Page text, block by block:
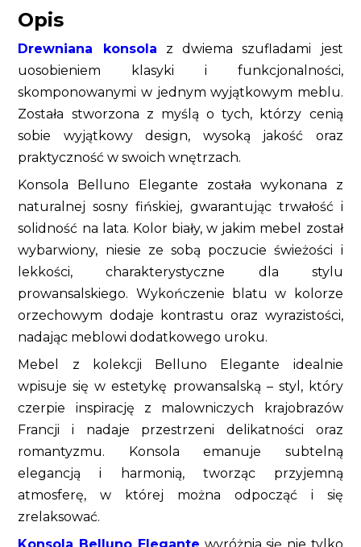
orzechowym
blatem
Opis
Drewniana konsola z dwiema szufladami jest
uosobieniem klasyki i funkcjonalności,
skomponowanymi w jednym wyjątkowym meblu.
Została stworzona z myślą o tych, którzy cenią
sobie wyjątkowy design, wysoką jakość oraz
praktyczność w swoich wnętrzach.
Konsola Belluno Elegante została wykonana z
naturalnej sosny fińskiej, gwarantując trwałość i
solidność na lata. Kolor biały, w jakim mebel został
wybarwiony, niesie ze sobą poczucie świeżości i
lekkości, charakterystyczne dla stylu
prowansalskiego. Wykończenie blatu w kolorze
orzechowym dodaje kontrastu oraz wyrazistości,
nadając meblowi dodatkowego uroku.
Mebel z kolekcji Belluno Elegante idealnie
wpisuje się w estetykę prowansalską – styl, który
czerpie inspirację z malowniczych krajobrazów
Francji i nadaje przestrzeni delikatności oraz
romantyzmu. Konsola emanuje subtelną
elegancją i harmonią, tworząc przyjemną
atmosferę, w której można odpocząć i się
zrelaksować.